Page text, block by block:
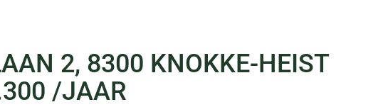
2, 8300 KNOKKE-HEIST
/JAAR